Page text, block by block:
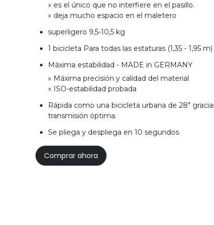
» es el único que no interfiere en el pasillo.
» deja mucho espacio en el maletero
superligero 9,5-10,5 kg
1 bicicleta Para todas las estaturas (1,35 - 1,95 m)
Máxima estabilidad - MADE in GERMANY
» Máxima precisión y calidad del material
» ISO-estabilidad probada
Rápida como una bicicleta urbana de 28"
transmisión óptima.
Se pliega y despliega en 10 segundos
Comprar ahora